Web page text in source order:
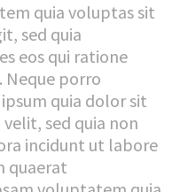
quia voluptas sit
sed quia
eos qui ratione
Neque porro
quia dolor sit
sed quia non
incidunt ut labore
quaerat